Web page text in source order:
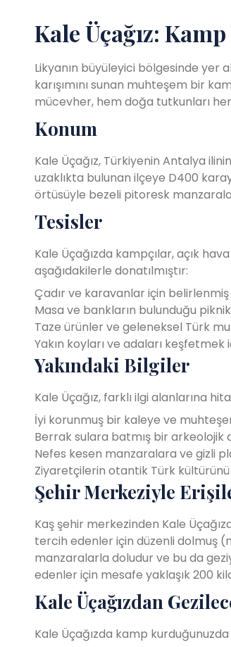
Kale Üçağız:
Likyanın büyüleyici bölgesinde yer
karışımını sunan muhteşem bir
mücevher, hem doğa tutkunları
Konum
Kale Üçağız, Türkiyenin Antalya
uzaklıkta bulunan ilçeye D400
örtüsüyle bezeli pitoresk
Tesisler
Kale Üçağızda kampçılar, açık
aşağıdakilerle donatılmıştır:
Çadır ve karavanlar için
Masa ve bankların bulunduğu
Taze ürünler ve geleneksel Türk
Yakın koyları ve adaları
Yakındaki Bilgiler
Kale Üçağız, farklı ilgi alanlarına
İyi korunmuş bir kaleye ve
Berrak sulara batmış bir arkeolojik
Nefes kesen manzaralara ve gizli
Ziyaretçilerin otantik Türk
Şehir Merkeziyle
Kaş şehir merkezinden Kale
tercih edenler için düzenli dolmuş
manzaralarla doludur ve bu da
edenler için mesafe yaklaşık 200
Kale Üçağızdan
Kale Üçağızda kamp